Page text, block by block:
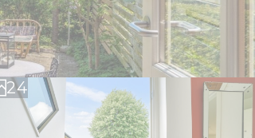
0
1
2
0
1
2
3
4
5